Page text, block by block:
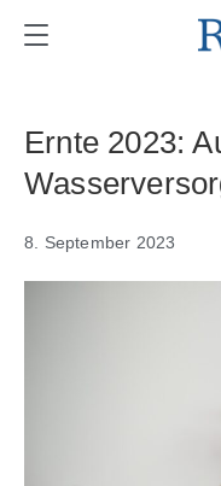
Ernte 2023:
8. September 2023